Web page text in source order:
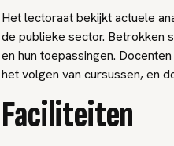
Het lectoraat bekijkt actuele
de publieke sector. Betrokken
en hun toepassingen.
het volgen van cursussen, en
Faciliteiten